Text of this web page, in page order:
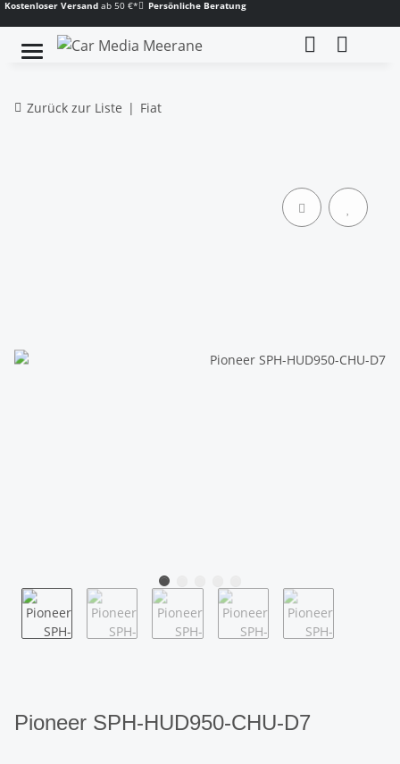
Kostenloser Versand ab 50 €* Persönliche Beratung
Zurück zur Liste Fiat
Pioneer SPH-HUD950-CHU-D7